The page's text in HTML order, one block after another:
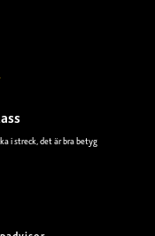
i streck, det är bra betyg